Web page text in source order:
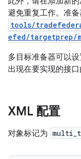
避免重复工作。准
tools/
efed/targetprep/
多目标准备器可以
出现在要实现的接口
XML 配置
对象标记为